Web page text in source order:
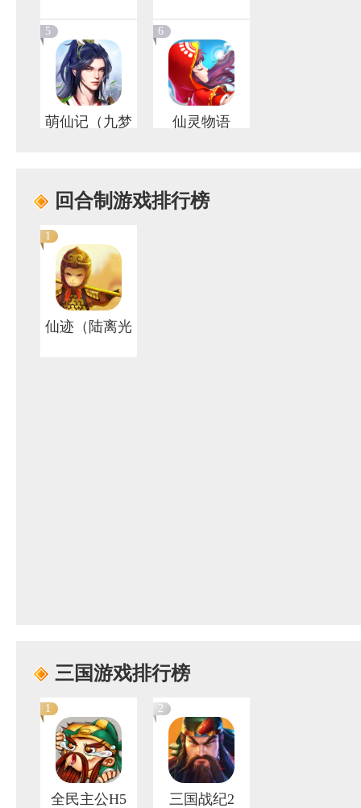
5
萌仙记（九梦
6
仙灵物语
武动六界（高
返福利版）
回合制游戏排行榜
1
仙迹（陆离光
三国游戏排行榜
1
全民主公H5
2
三国战纪2